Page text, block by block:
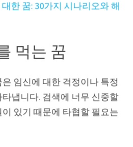
대한 꿈: 30가지 시나리오와 해
먹는 꿈
임신에 대한 걱정이나 특정
냅니다. 검색에 너무 신중할
있기 때문에 타협할 필요는